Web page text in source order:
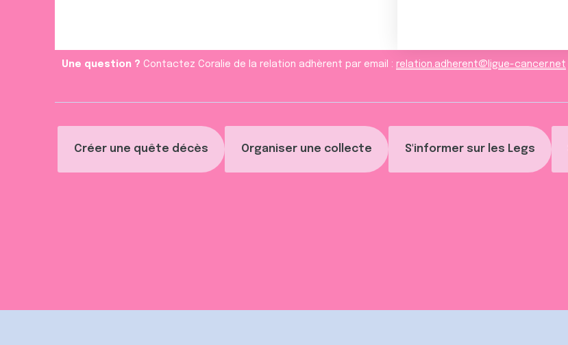
Créer une quête décès Organiser une collecte S'informer sur les Legs
Une question ? Contactez Coralie de la relation adhèrent par email : relation.adherent@ligue-cancer.net